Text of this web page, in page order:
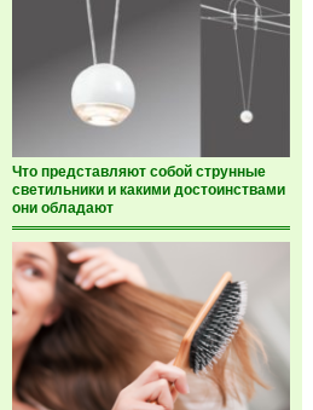
Что представляют собой струнные
светильники и какими достоинствами
они обладают